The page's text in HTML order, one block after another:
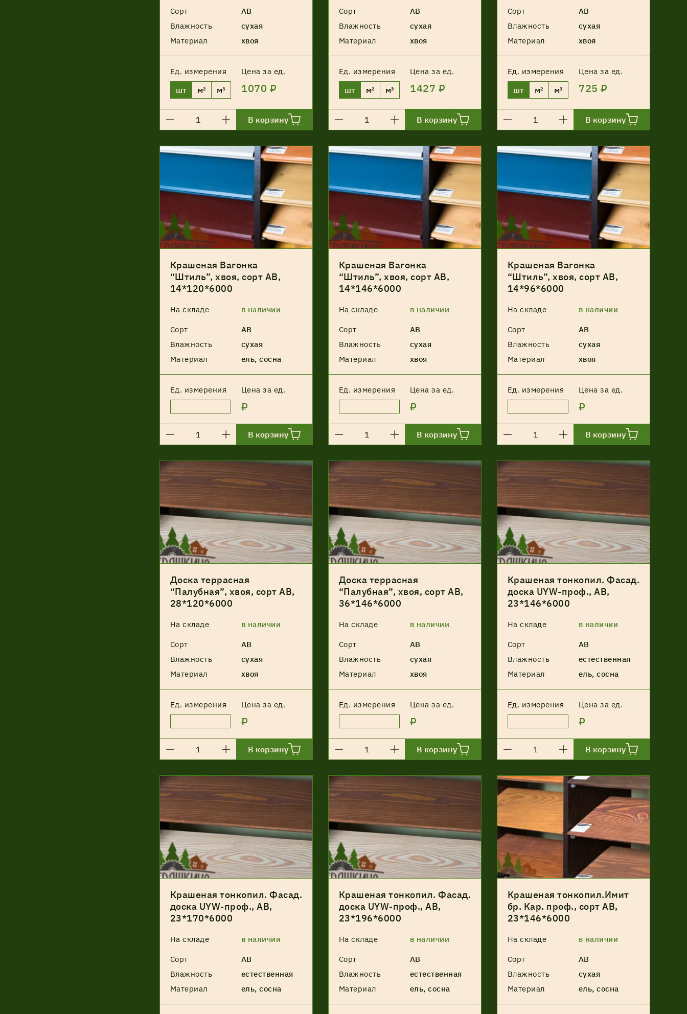
Сорт
АВ
Влажность
сухая
Материал
хвоя
Ед. измерения Цена за ед.
шт м² м³ 1070 ₽
В корзину
Сорт
АВ
Влажность
сухая
Материал
хвоя
Ед. измерения Цена за ед.
шт м² м³ 1427 ₽
В корзину
Сорт
АВ
Влажность
сухая
Материал
хвоя
Ед. измерения Цена за ед.
шт м² м³ 725 ₽
В корзину
Крашеная Вагонка
“Штиль”, хвоя, сорт АВ,
14*120*6000
На складе в наличии
Сорт
АВ
Влажность
сухая
Материал
ель, сосна
Ед. измерения Цена за ед.
₽
В корзину
Крашеная Вагонка
“Штиль”, хвоя, сорт АВ,
14*146*6000
На складе в наличии
Сорт
АВ
Влажность
сухая
Материал
хвоя
Ед. измерения Цена за ед.
₽
В корзину
Крашеная Вагонка
“Штиль”, хвоя, сорт АВ,
14*96*6000
На складе в наличии
Сорт
АВ
Влажность
сухая
Материал
хвоя
Ед. измерения Цена за ед.
₽
В корзину
Доска террасная
“Палубная”, хвоя, сорт АВ,
28*120*6000
На складе в наличии
Сорт
АВ
Влажность
сухая
Материал
хвоя
Ед. измерения Цена за ед.
₽
В корзину
Доска террасная
“Палубная”, хвоя, сорт АВ,
36*146*6000
На складе в наличии
Сорт
АВ
Влажность
сухая
Материал
хвоя
Ед. измерения Цена за ед.
₽
В корзину
Крашеная тонкопил. Фасад.
доска UYW-проф., АВ,
23*146*6000
На складе в наличии
Сорт
АВ
Влажность
естественная
Материал
ель, сосна
Ед. измерения Цена за ед.
₽
В корзину
Крашеная тонкопил. Фасад.
доска UYW-проф., АВ,
23*170*6000
На складе в наличии
Сорт
АВ
Влажность
естественная
Материал
ель, сосна
Крашеная тонкопил. Фасад.
доска UYW-проф., АВ,
23*196*6000
На складе в наличии
Сорт
АВ
Влажность
естественная
Материал
ель, сосна
Крашеная тонкопил.Имит
бр. Кар. проф., сорт АВ,
23*146*6000
На складе в наличии
Сорт
АВ
Влажность
сухая
Материал
ель, сосна